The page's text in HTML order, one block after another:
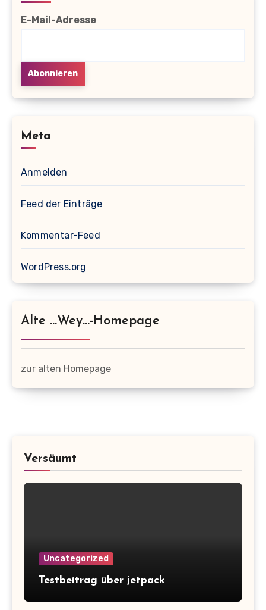
E-Mail-Adresse
Meta
Anmelden
Feed der Einträge
Kommentar-Feed
WordPress.org
Alte …wey…-Homepage
zur alten Homepage
Versäumt
Uncategorized
Testbeitrag über jetpack